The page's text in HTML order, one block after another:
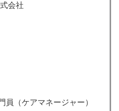
会社
員（ケアマネージャー）